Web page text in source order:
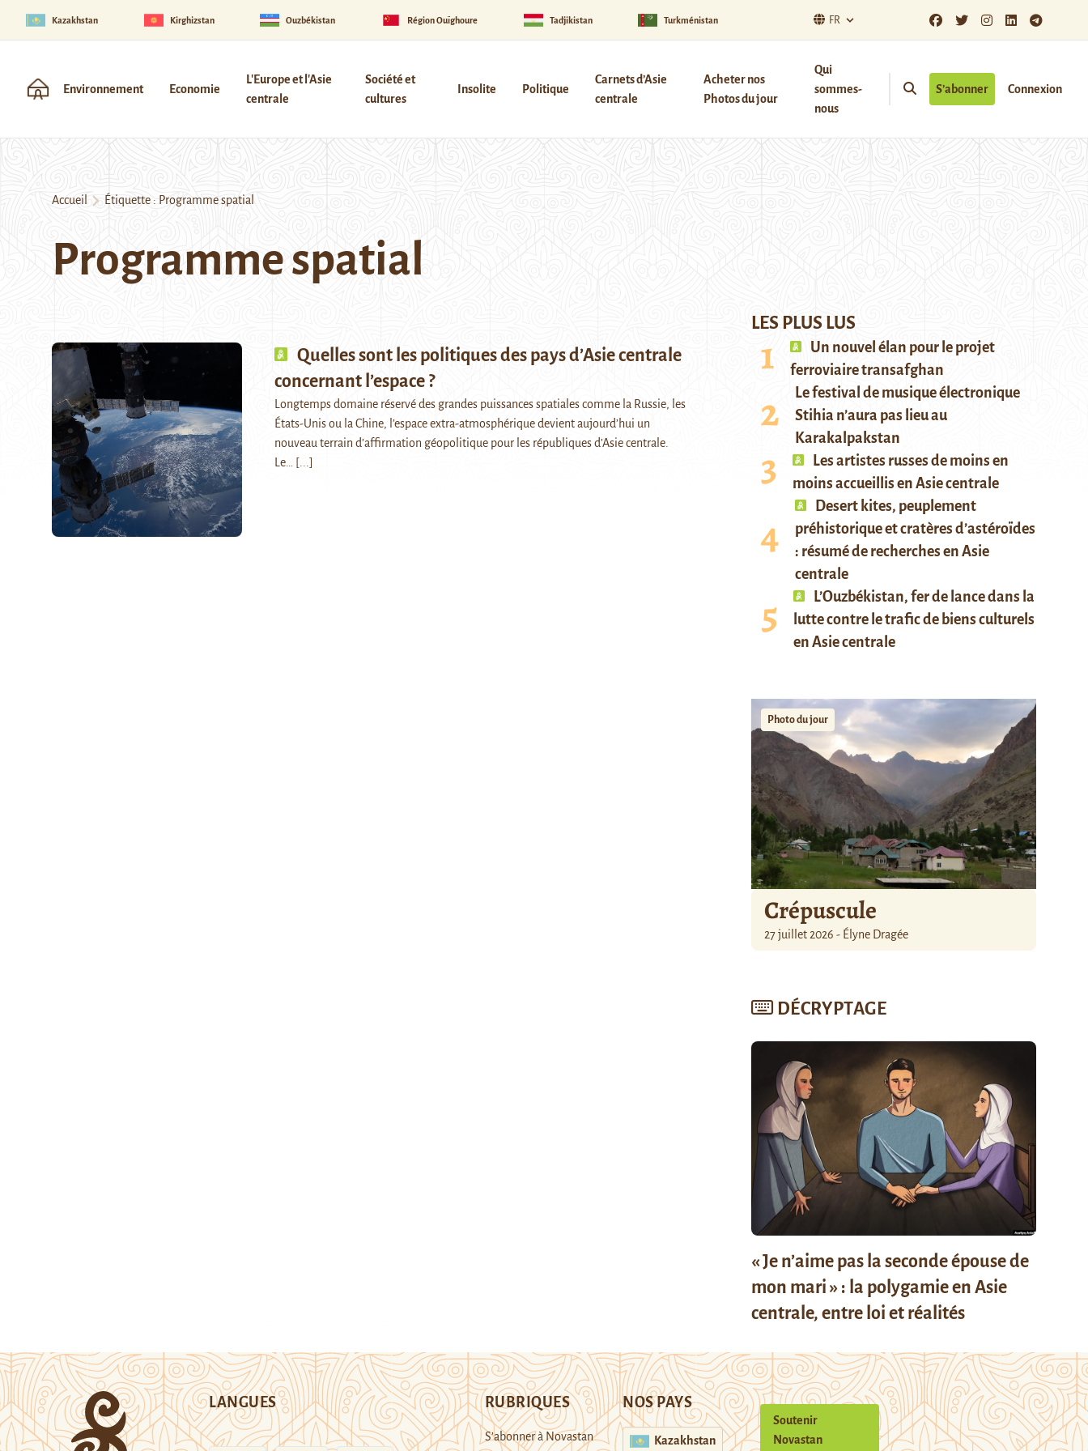
Kazakhstan Kirghizstan Ouzbékistan Région Ouïghoure Tadjikistan Turkménistan FR
Environnement Economie
L'Europe et l'Asie
centrale
Société et
cultures
Insolite Politique
Carnets d’Asie
centrale
Acheter nos
Photos du jour
Qui
sommes-
nous
S’abonner Connexion
Accueil Étiquette : Programme spatial
Programme spatial
Quelles sont les politiques des pays d’Asie centrale
concernant l’espace ?
Longtemps domaine réservé des grandes puissances spatiales comme la Russie, les
États-Unis ou la Chine, l’espace extra-atmosphérique devient aujourd’hui un
nouveau terrain d’affirmation géopolitique pour les républiques d’Asie centrale.
Le…
[...]
LES PLUS LUS
Un nouvel élan pour le projet
ferroviaire transafghan
Le festival de musique électronique
Stihia n’aura pas lieu au
Karakalpakstan
Les artistes russes de moins en
moins accueillis en Asie centrale
Desert kites, peuplement
préhistorique et cratères d’astéroïdes
: résumé de recherches en Asie
centrale
L’Ouzbékistan, fer de lance dans la
lutte contre le trafic de biens culturels
en Asie centrale
Photo du jour
Crépuscule
27 juillet 2026 - Élyne Dragée
DÉCRYPTAGE
« Je n’aime pas la seconde épouse de
mon mari » : la polygamie en Asie
centrale, entre loi et réalités
LANGUES RUBRIQUES
S’abonner à Novastan
NOS PAYS
Kazakhstan
Soutenir
Novastan